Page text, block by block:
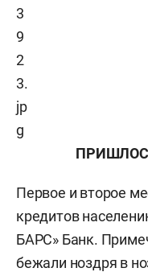
Первое и второе
кредитов
БАРС» Банк.
бежали ноздря в